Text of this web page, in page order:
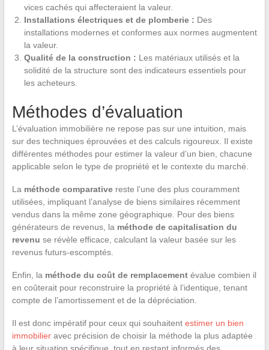
vices cachés qui affecteraient la valeur.
Installations électriques et de plomberie : Des
installations modernes et conformes aux normes augmentent
la valeur.
Qualité de la construction : Les matériaux utilisés et la
solidité de la structure sont des indicateurs essentiels pour
les acheteurs.
Méthodes d’évaluation
L’évaluation immobilière ne repose pas sur une intuition, mais
sur des techniques éprouvées et des calculs rigoureux. Il existe
différentes méthodes pour estimer la valeur d’un bien, chacune
applicable selon le type de propriété et le contexte du marché.
La méthode comparativereste l’une des plus couramment
utilisées, impliquant l’analyse de biens similaires récemment
vendus dans la même zone géographique. Pour des biens
générateurs de revenus, la méthode de capitalisation du
revenu se révèle efficace, calculant la valeur basée sur les
revenus futurs-escomptés.
Enfin, la méthode du coût de remplacementévalue combien il
en coûterait pour reconstruire la propriété à l’identique, tenant
compte de l’amortissement et de la dépréciation.
Il est donc impératif pour ceux qui souhaitent estimer un bien
immobilieravec précision de choisir la méthode la plus adaptée